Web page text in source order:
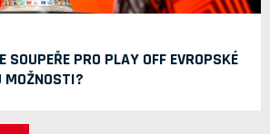
SOUPEŘE PRO PLAY OFF EVROPSKÉ